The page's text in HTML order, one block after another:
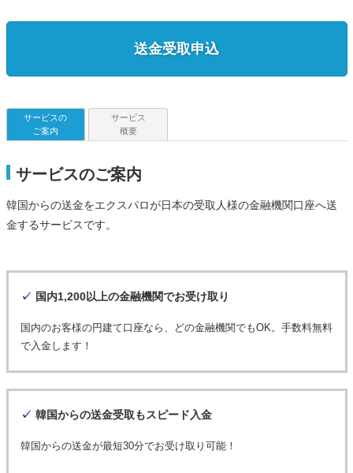
送金受取申込
サービスの
ご案内
サービス
概要
サービスのご案内
韓国からの送金をエクスパロが日本の受取人様の金融機関口座へ送
金するサービスです。
✓ 国内1,200以上の金融機関でお受け取り
国内のお客様の円建て口座なら、どの金融機関でもOK。手数料無料
で入金します！
✓ 韓国からの送金受取もスピード入金
韓国からの送金が最短30分でお受け取り可能！